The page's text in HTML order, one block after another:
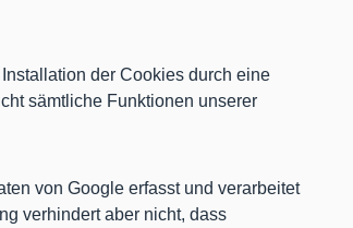
der Cookies durch eine
sämtliche Funktionen unserer
von Google erfasst und verarbeitet
verhindert aber nicht, dass